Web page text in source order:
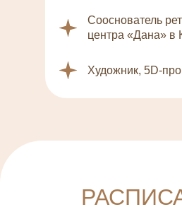
Сооснователь
центра «Дана» в
Художник, 5D-